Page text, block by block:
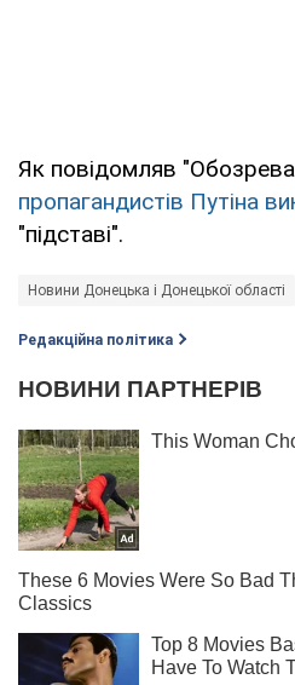
Як повідомляв
пропагандистів Путіна
"підставі".
Новини Донецька і Донецької області
Редакційна політика